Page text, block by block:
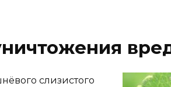
слизистого